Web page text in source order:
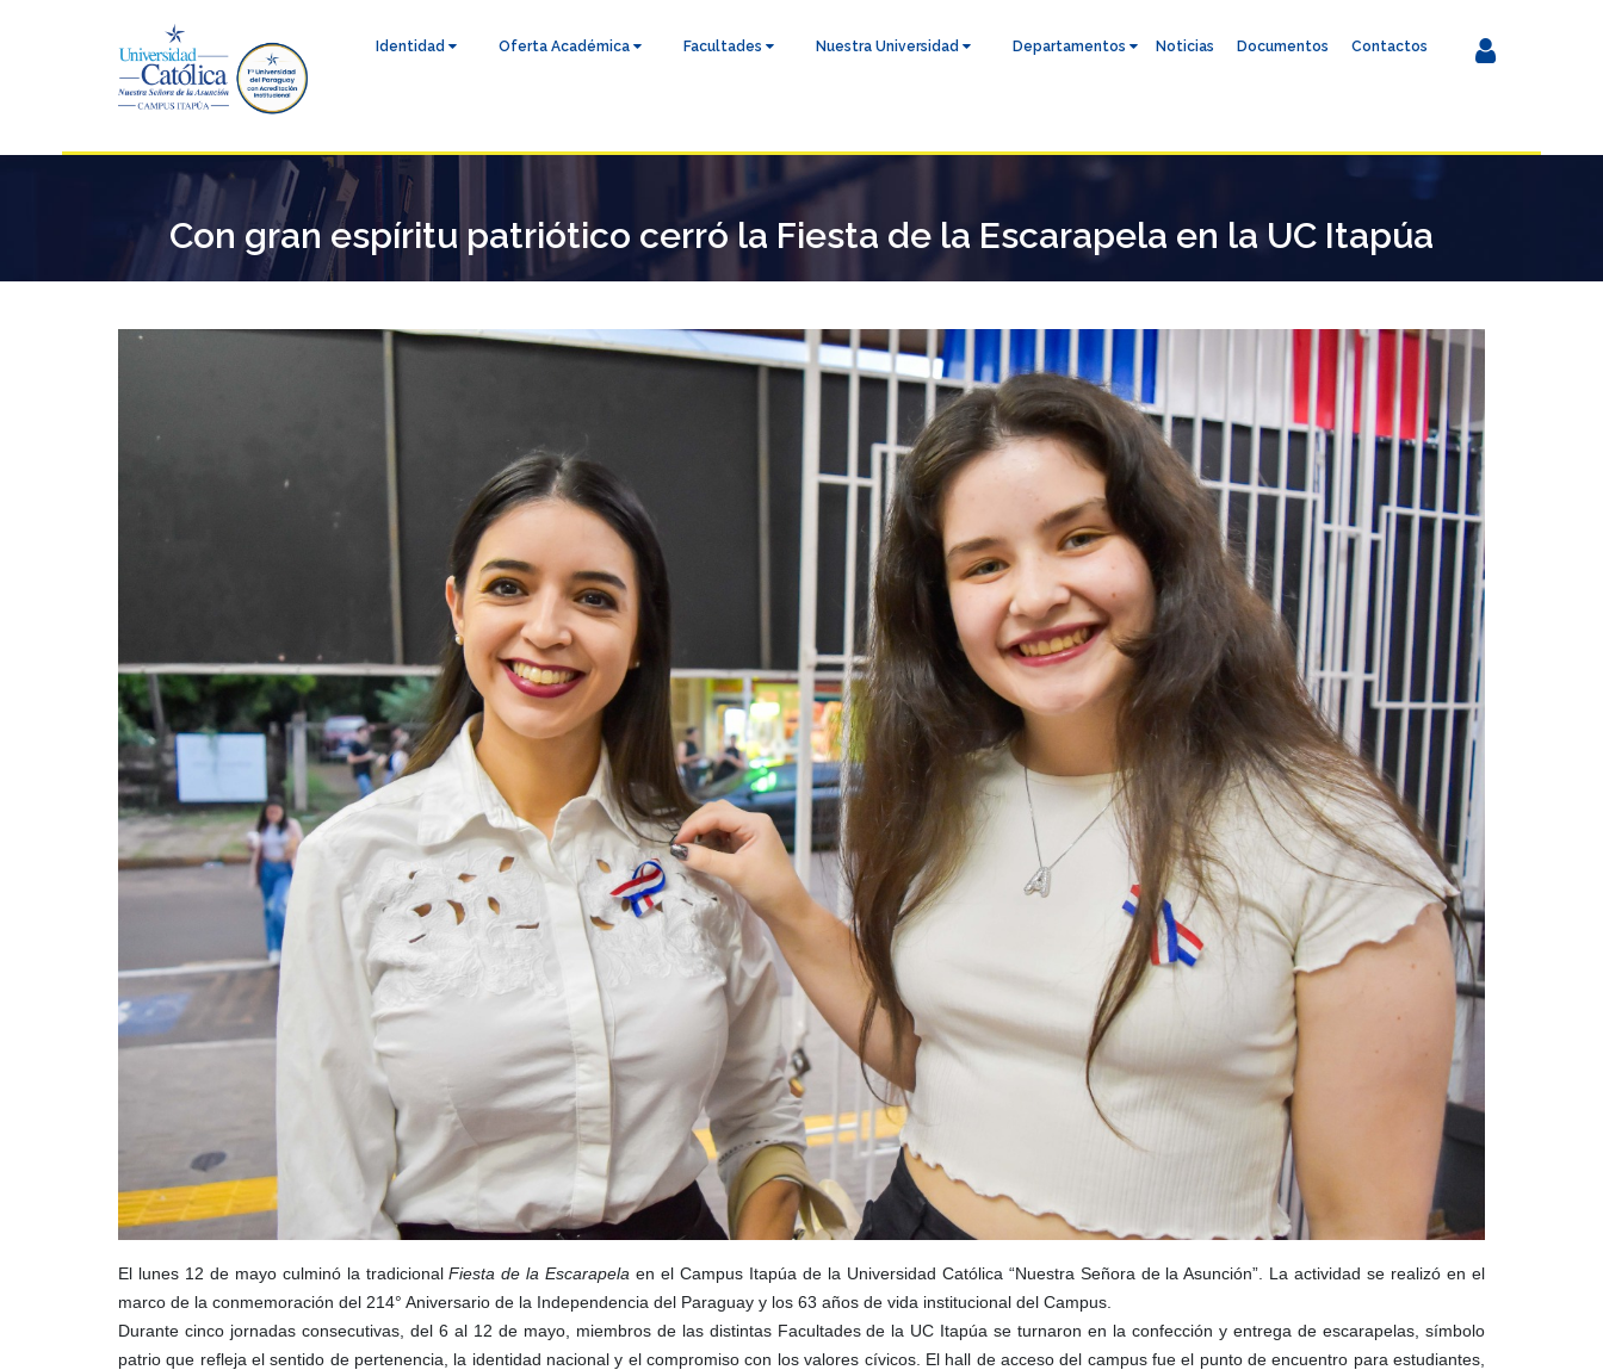
Identidad Oferta Académica Facultades Nuestra Universidad Departamentos Noticias Documentos Contactos
Con gran espíritu patriótico cerró la Fiesta de la Escarapela en la UC Itapúa
El lunes 12 de mayo culminó la tradicionalFiesta de la Escarapela en el Campus Itapúa de la Universidad Católica “Nuestra Señora de la Asunción”. La actividad se realizó en el
marco de la conmemoración del 214° Aniversario de la Independencia del Paraguay y los 63 años de vida institucional del Campus.
Durante cinco jornadas consecutivas, del 6 al 12 de mayo, miembros de las distintas Facultades de la UC Itapúa se turnaron en la confección y entrega de escarapelas, símbolo
patrio que refleja el sentido de pertenencia, la identidad nacional y el compromiso con los valores cívicos. El hall de acceso del campus fue el punto de encuentro para estudiantes,